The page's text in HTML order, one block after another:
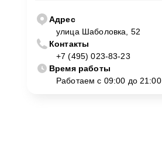
Адрес
улица Шаболовка, 52
Контакты
+7 (495) 023-83-23
Время работы
Работаем с 09:00 до 21:00